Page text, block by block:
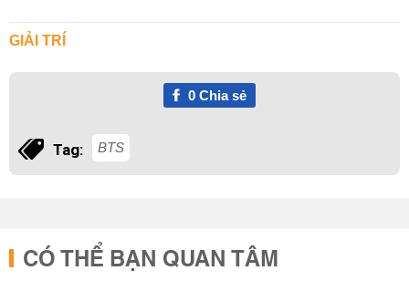
GIẢI TRÍ
0Chia sẻ
Tag: BTS
CÓ THỂ BẠN QUAN TÂM